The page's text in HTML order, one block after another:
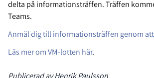
delta på informationsträffen. Träffen
Teams.
Anmäl dig till informationsträffen genom
Läs mer om VM-lotten här.